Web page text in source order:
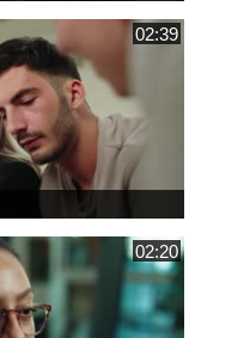
02:39
02:20